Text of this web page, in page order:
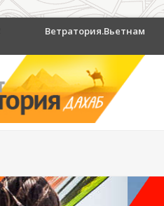
Ветратория.Вьетнам